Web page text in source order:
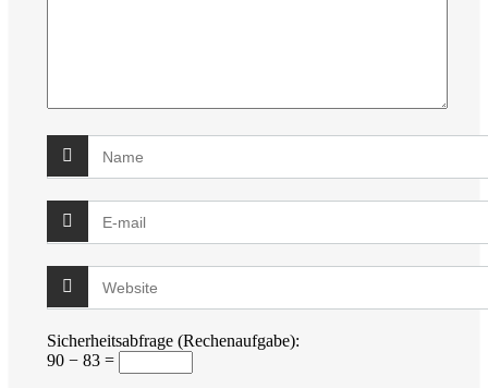
Sicherheitsabfrage (Rechenaufgabe):
90 − 83 =